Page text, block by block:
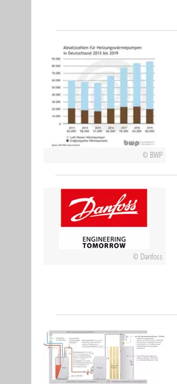
BWP
Danfoss